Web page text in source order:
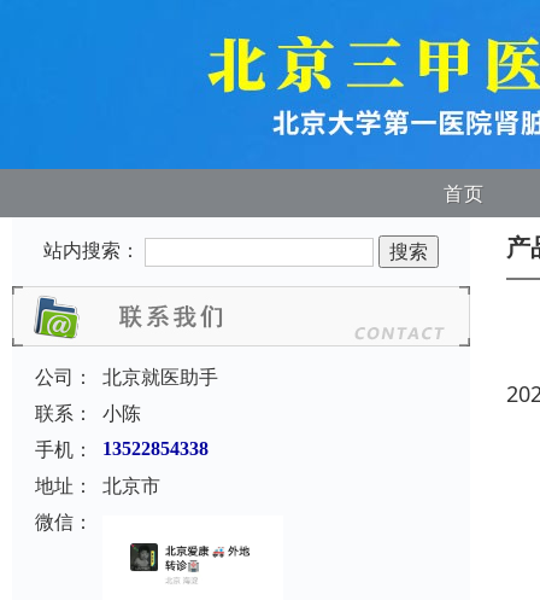
首页
站内搜索：
公司：
北京就医助手
联系：
小陈
手机：
13522854338
地址：
北京市
微信：
产